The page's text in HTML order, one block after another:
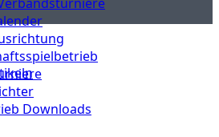
Downloads